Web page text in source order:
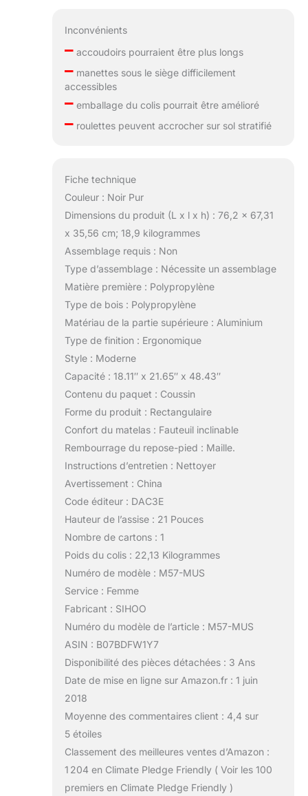
Inconvénients
–accoudoirs pourraient être plus longs
–manettes sous le siège difficilement
accessibles
–emballage du colis pourrait être amélioré
–roulettes peuvent accrocher sur sol stratifié
Fiche technique
Couleur : Noir Pur
Dimensions du produit (L x l x h) : 76,2 x 67,31
x 35,56 cm; 18,9 kilogrammes
Assemblage requis : Non
Type d’assemblage : Nécessite un assemblage
Matière première : Polypropylène
Type de bois : Polypropylène
Matériau de la partie supérieure : Aluminium
Type de finition : Ergonomique
Style : Moderne
Capacité : 18.11″ x 21.65″ x 48.43″
Contenu du paquet : Coussin
Forme du produit : Rectangulaire
Confort du matelas : Fauteuil inclinable
Rembourrage du repose-pied : Maille.
Instructions d’entretien : Nettoyer
Avertissement : China
Code éditeur : DAC3E
Hauteur de l’assise : 21 Pouces
Nombre de cartons : 1
Poids du colis : 22,13 Kilogrammes
Numéro de modèle : M57-MUS
Service : Femme
Fabricant : SIHOO
Numéro du modèle de l’article : M57-MUS
ASIN : B07BDFW1Y7
Disponibilité des pièces détachées : 3 Ans
Date de mise en ligne sur Amazon.fr : 1 juin
2018
Moyenne des commentaires client : 4,4 sur
5 étoiles
Classement des meilleures ventes d’Amazon :
1 204 en Climate Pledge Friendly ( Voir les 100
premiers en Climate Pledge Friendly )